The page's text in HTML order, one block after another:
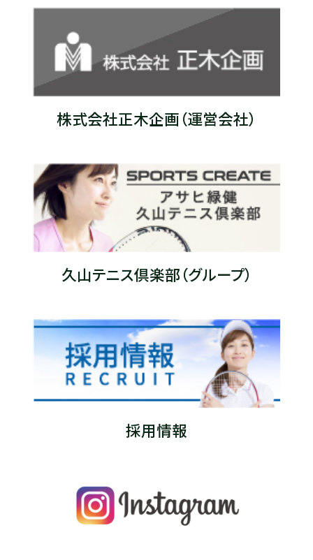
株式会社正木企画（運営会社）
久山テニス倶楽部（グループ）
採用情報